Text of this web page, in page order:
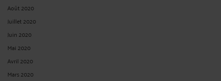
Août 2020
Juillet 2020
Juin 2020
Mai 2020
Avril 2020
Mars 2020